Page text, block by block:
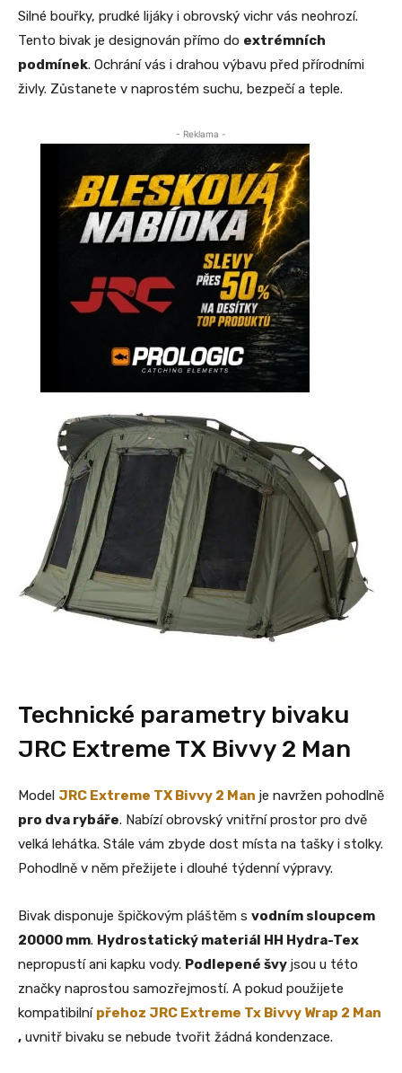
Silné bouřky, prudké lijáky i obrovský vichr vás neohrozí.
Tento bivak je designován přímo do extrémních
podmínek. Ochrání vás i drahou výbavu před přírodními
živly. Zůstanete v naprostém suchu, bezpečí a teple.
- Reklama -
Technické parametry bivaku
JRC Extreme TX Bivvy 2 Man
Model JRC Extreme TX Bivvy 2 Man je navržen pohodlně
pro dva rybáře. Nabízí obrovský vnitřní prostor pro dvě
velká lehátka. Stále vám zbyde dost místa na tašky i stolky.
Pohodlně v něm přežijete i dlouhé týdenní výpravy.
Bivak disponuje špičkovým pláštěm s vodním sloupcem
20000 mm. Hydrostatický materiál HH Hydra-Tex
nepropustí ani kapku vody. Podlepené švy jsou u této
značky naprostou samozřejmostí. A pokud použijete
kompatibilní přehoz JRC Extreme Tx Bivvy Wrap 2 Man
, uvnitř bivaku se nebude tvořit žádná kondenzace.